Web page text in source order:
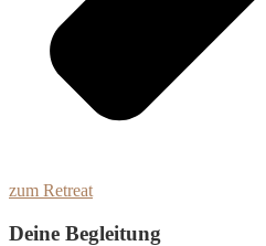
zum Retreat
Deine Begleitung